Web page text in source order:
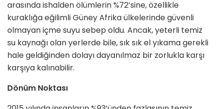
arasında ishalden ölümlerin %72’sine, özellikle
kuraklığa eğilimli Güney Afrika ülkelerinde güvenli
olmayan içme suyu sebep oldu. Ancak, yeterli temiz
su kaynağı olan yerlerde bile, sık sık el yıkama gerekli
hale geldiğinden dolayı dayanılmaz bir zorlukla karşı
karşıya kalınabilir.
Dönüm Noktası